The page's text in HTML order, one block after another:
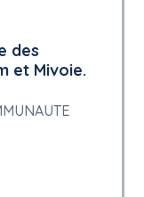
des
et Mivoie.